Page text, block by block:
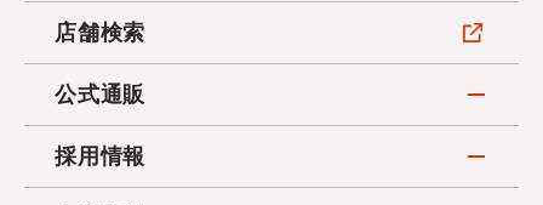
店舗検索
公式通販
採用情報